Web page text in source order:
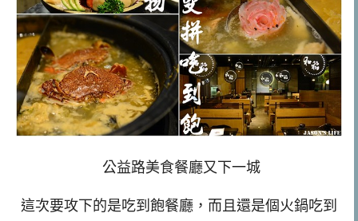
公益路美食餐廳又下一城
這次要攻下的是吃到飽餐廳，而且還是個火鍋吃到